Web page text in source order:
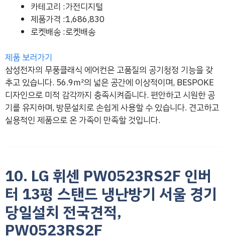
카테고리 :가전디지털
제품가격 :1,686,830
로켓배송 :로켓배송
제품 보러가기
삼성전자의 무풍클래식 에어컨은 고품질의 공기청정 기능을 갖
추고 있습니다. 56.9㎡의 넓은 공간에 이상적이며, BESPOKE
디자인으로 미적 감각까지 충족시켜줍니다. 편안하고 시원한 공
기를 유지하며, 방문설치로 손쉽게 사용할 수 있습니다. 견고하고
실용적인 제품으로 온 가족이 만족할 것입니다.
10. LG 휘센 PW0523RS2F 인버
터 13평 스탠드 냉난방기 서울 경기
당일설치 전국견적,
PW0523RS2F